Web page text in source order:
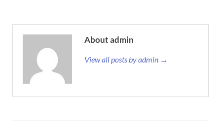
About admin
View all posts by admin →